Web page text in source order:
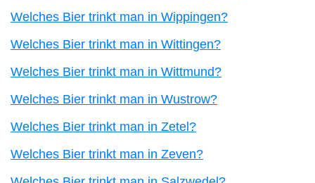
Welches Bier trinkt man in Wippingen?
Welches Bier trinkt man in Wittingen?
Welches Bier trinkt man in Wittmund?
Welches Bier trinkt man in Wustrow?
Welches Bier trinkt man in Zetel?
Welches Bier trinkt man in Zeven?